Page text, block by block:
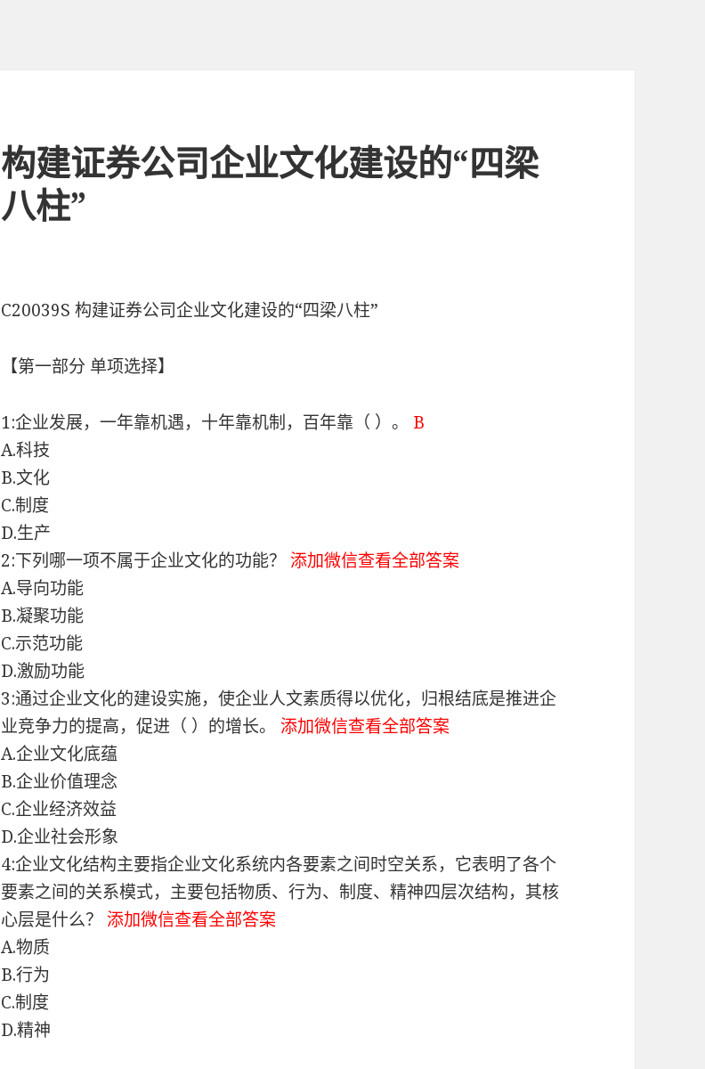
构建证券公司企业文化建设的“四梁
八柱”
C20039S 构建证券公司企业文化建设的“四梁八柱”
【第一部分 单项选择】
1:企业发展，一年靠机遇，十年靠机制，百年靠（ ）。 B
A.科技
B.文化
C.制度
D.生产
2:下列哪一项不属于企业文化的功能？ 添加微信查看全部答案
A.导向功能
B.凝聚功能
C.示范功能
D.激励功能
3:通过企业文化的建设实施，使企业人文素质得以优化，归根结底是推进企
业竞争力的提高，促进（ ）的增长。 添加微信查看全部答案
A.企业文化底蕴
B.企业价值理念
C.企业经济效益
D.企业社会形象
4:企业文化结构主要指企业文化系统内各要素之间时空关系，它表明了各个
要素之间的关系模式，主要包括物质、行为、制度、精神四层次结构，其核
心层是什么？ 添加微信查看全部答案
A.物质
B.行为
C.制度
D.精神